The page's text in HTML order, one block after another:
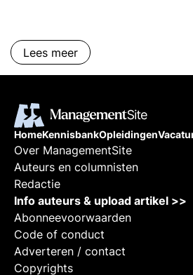
Lees meer
HomeKennisbankOpleidingen
Over ManagementSite
Auteurs en columnisten
Redactie
Info auteurs & upload artikel >>
Abonneevoorwaarden
Code of conduct
Adverteren / contact
Copyrights